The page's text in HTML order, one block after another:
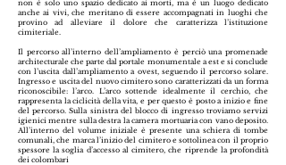
non è solo uno spazio dedicato ai morti, ma è un luogo dedicato
anche ai vivi, che meritano di essere accompagnati in luoghi che
provino ad alleviare il dolore che caratterizza l’istituzione
cimiteriale.
Il percorso all’interno dell’ampliamento è perciò una promenade
architecturale che parte dal portale monumentale a est e si conclude
con l’uscita dall’ampliamento a ovest, seguendo il percorso solare.
Ingresso e uscita del nuovo cimitero sono caratterizzati da un forma
riconoscibile: l’arco. L’arco sottende idealmente il cerchio, che
rappresenta la ciclicità della vita, e per questo è posto a inizio e fine
del percorso. Sulla sinistra del blocco di ingresso troviamo servizi
igienici mentre sulla destra la camera mortuaria con vano deposito.
All’interno del volume iniziale è presente una schiera di tombe
comunali, che marca l’inizio del cimitero e sottolinea con il proprio
spessore la soglia d’accesso al cimitero, che riprende la profondità
dei colombari